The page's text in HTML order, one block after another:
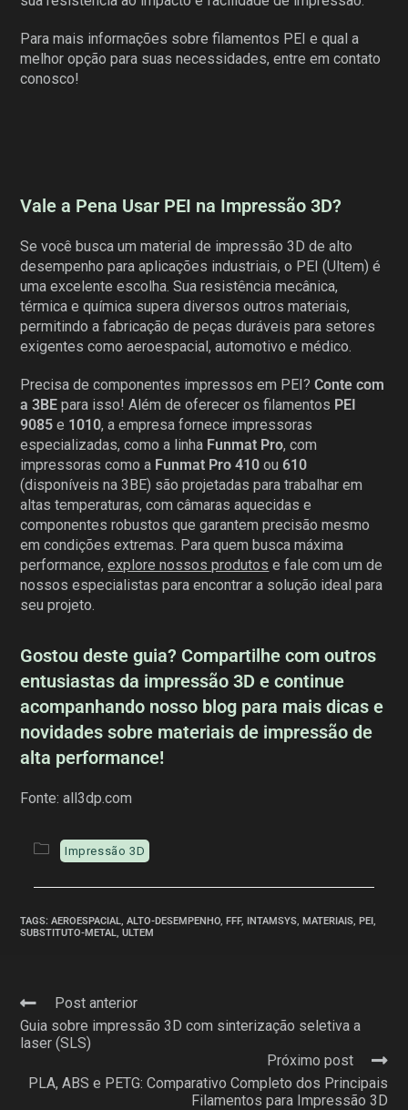
Para mais informações sobre filamentos PEI e qual a
melhor opção para suas necessidades, entre em contato
conosco!
Vale a Pena Usar PEI na Impressão 3D?
Se você busca um material de impressão 3D de alto
desempenho para aplicações industriais, o PEI (Ultem) é
uma excelente escolha. Sua resistência mecânica,
térmica e química supera diversos outros materiais,
permitindo a fabricação de peças duráveis para setores
exigentes como aeroespacial, automotivo e médico.
Precisa de componentes impressos em PEI?Conte com
a 3BE para isso! Além de oferecer os filamentos PEI
9085 e 1010, a empresa fornece impressoras
especializadas, como a linha Funmat Pro, com
impressoras como a Funmat Pro 410 ou 610
(disponíveis na 3BE) são projetadas para trabalhar em
altas temperaturas, com câmaras aquecidas e
componentes robustos que garantem precisão mesmo
em condições extremas. Para quem busca máxima
performance,explore nossos produtos e fale com um de
nossos especialistas para encontrar a solução ideal para
seu projeto.
Gostou deste guia? Compartilhe com outros
entusiastas da impressão 3D e continue
acompanhando nosso blog para mais dicas e
novidades sobre materiais de impressão de
alta performance!
Fonte: all3dp.com
Impressão 3D
TAGS:AEROESPACIAL, ALTO-DESEMPENHO, FFF, INTAMSYS, MATERIAIS, PEI,
SUBSTITUTO-METAL, ULTEM
Post anterior
Guia sobre impressão 3D com sinterização seletiva a
laser (SLS)
Próximo post
PLA, ABS e PETG: Comparativo Completo dos Principais
Filamentos para Impressão 3D